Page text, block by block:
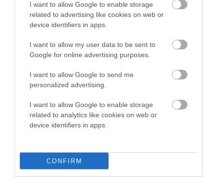
I want to allow Google to enable storage
related to advertising like cookies on web or
device identifiers in apps.
I want to allow my user data to be sent to
Google for online advertising purposes.
I want to allow Google to send me
personalized advertising.
I want to allow Google to enable storage
related to analytics like cookies on web or
device identifiers in apps.
CONFIRM
06/08/2026
Η νεολαία της Άνδρου είναι
εδώ. Χρειάζεται όμως
ευκαιρίες για να φανεί.
05/08/2026
Η Φιλαρμονική του
Μουσικού Συλλόγου
Άνδρου τίμησε τον
05/08/2026
ΡΑΦΗΝΑ – ΘΕΟΥΤΑ